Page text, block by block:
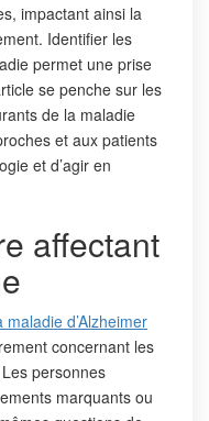
impactant ainsi la
Identifier les
permet une prise
se penche sur les
de la maladie
et aux patients
et d’agir en
affectant
d’Alzheimer
concernant les
personnes
marquants ou